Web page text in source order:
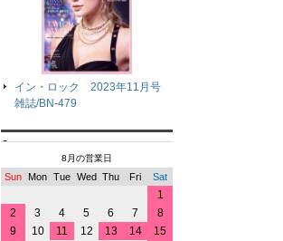
イン・ロック 2023年11月号
雑誌/BN-479
8月の営業日
Sun Mon Tue Wed Thu Fri Sat
1
2
3 4 5 6 7
8
9
10 11 12 13 14
15